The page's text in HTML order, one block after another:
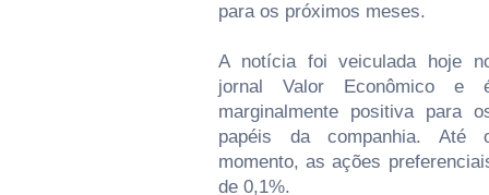
para os próximos meses.
A notícia foi veiculada hoje
jornal Valor Econômico e
marginalmente positiva para
papéis da companhia. Até
momento, as ações
de 0,1%.